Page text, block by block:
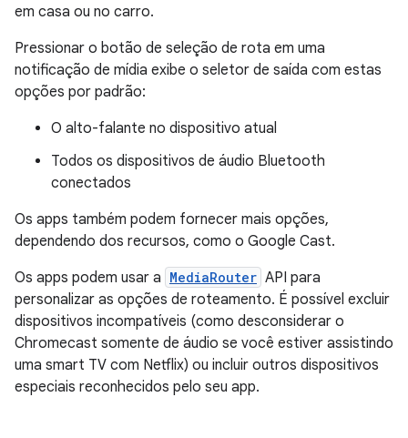
em casa ou no carro.
Pressionar o botão de seleção de rota em uma
notificação de mídia exibe o seletor de saída com estas
opções por padrão:
O alto-falante no dispositivo atual
Todos os dispositivos de áudio Bluetooth
conectados
Os apps também podem fornecer mais opções,
dependendo dos recursos, como o Google Cast.
Os apps podem usar a MediaRouter API para
personalizar as opções de roteamento. É possível excluir
dispositivos incompatíveis (como desconsiderar o
Chromecast somente de áudio se você estiver assistindo
uma smart TV com Netflix) ou incluir outros dispositivos
especiais reconhecidos pelo seu app.